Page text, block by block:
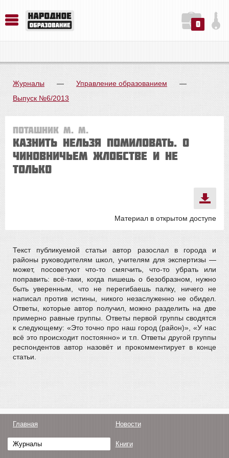
0
Журналы — Управление образованием
—
Выпуск №6/2013
Поташник М. М.
Казнить нельзя помиловать. О
чиновничьем жлобстве и не
только
Материал в открытом доступе
Текст публикуемой статьи автор разослал в города и
районы руководителям школ, учителям для экспертизы —
может, посоветуют что-то смягчить, что-то убрать или
поправить: всё-таки, когда пишешь о безобразном, нужно
быть уверенным, что не перегибаешь палку, ничего не
написал против истины, никого незаслуженно не обидел.
Ответы, которые автор получил, можно разделить на две
примерно равные группы. Ответы первой группы сводятся
к следующему: «Это точно про наш город (район)», «У нас
всё это происходит постоянно» и т.п. Ответы другой группы
респондентов автор назовёт и прокомментирует в конце
статьи.
Главная Новости
Журналы Книги